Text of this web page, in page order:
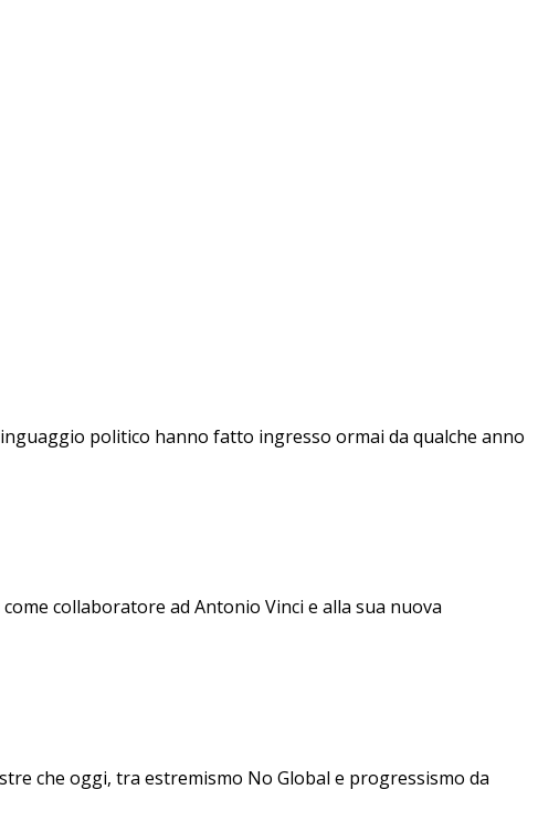
politico hanno fatto ingresso ormai da qualche anno
collaboratore ad Antonio Vinci e alla sua nuova
che oggi, tra estremismo No Global e progressismo da